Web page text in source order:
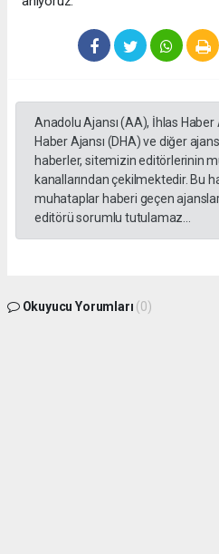
Anadolu Ajansı (AA), İhlas Haber
Haber Ajansı (DHA) ve diğer
haberler, sitemizin editörlerinin
kanallarından çekilmektedir. Bu
muhataplar haberi geçen
editörü sorumlu tutulamaz...
Okuyucu Yorumları (0)